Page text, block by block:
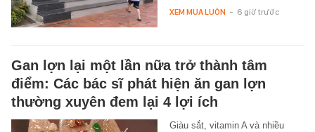
XEM MUA LUÔN - 6 giờ trước
Gan lợn lại một lần nữa trở thành tâm
điểm: Các bác sĩ phát hiện ăn gan lợn
thường xuyên đem lại 4 lợi ích
Giàu sắt, vitamin A và nhiều